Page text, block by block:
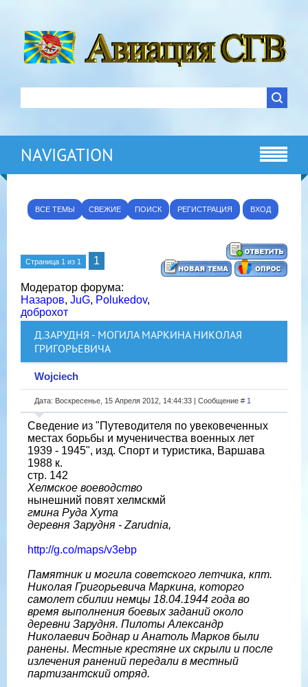
NAVIGATION
ВСЕ ТЕМЫ СВЕЖИЕ ПОИСК РЕГИСТРАЦИЯ ВХОД
Страница 1 из 1 1
Модератор форума:
Назаров, JuG, Polukedov,
доброхот
Д.ЗАРУДНЯ - МОГИЛА МАРКИНА НИКОЛАЯ
ГРИГОРЬЕВИЧА
Wojciech
Дата: Воскресенье, 15 Апреля 2012, 14:44:33 | Сообщение # 1
Сведение из "Путеводителя по увековеченных
местах борьбы и мученичества военных лет
1939 - 1945", изд. Спорт и туристика, Варшава
1988 к.
стр. 142
Хелмское воеводство
нынешний повят хелмскмй
гмина Руда Хута
деревня Зарудня - Zarudnia,
http://g.co/maps/v3ebp
Памятник и могила советского летчика, кпт.
Николая Григорьевича Маркина, которго
самолет сбилии немцы 18.04.1944 года во
время выполнения боевых заданий около
деревни Зарудня. Пилоты Александр
Николаевич Боднар и Анатоль Марков были
ранены. Местные крестяне их скрыли и после
излечения ранений передали в местный
партизантский отряд.